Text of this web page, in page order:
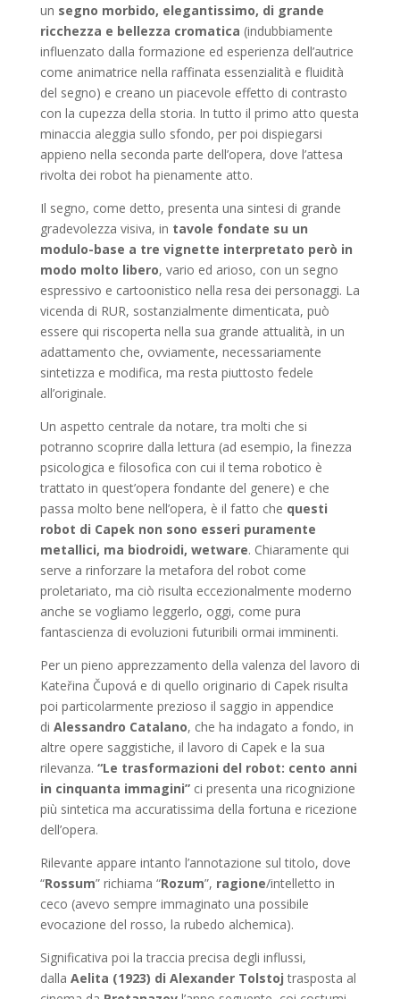
un segno morbido, elegantissimo, di grande
ricchezza e bellezza cromatica (indubbiamente
influenzato dalla formazione ed esperienza dell’autrice
come animatrice nella raffinata essenzialità e fluidità
del segno) e creano un piacevole effetto di contrasto
con la cupezza della storia. In tutto il primo atto questa
minaccia aleggia sullo sfondo, per poi dispiegarsi
appieno nella seconda parte dell’opera, dove l’attesa
rivolta dei robot ha pienamente atto.
Il segno, come detto, presenta una sintesi di grande
gradevolezza visiva, in tavole fondate su un
modulo-base a tre vignette interpretato però in
modo molto libero, vario ed arioso, con un segno
espressivo e cartoonistico nella resa dei personaggi. La
vicenda di RUR, sostanzialmente dimenticata, può
essere qui riscoperta nella sua grande attualità, in un
adattamento che, ovviamente, necessariamente
sintetizza e modifica, ma resta piuttosto fedele
all’originale.
Un aspetto centrale da notare, tra molti che si
potranno scoprire dalla lettura (ad esempio, la finezza
psicologica e filosofica con cui il tema robotico è
trattato in quest’opera fondante del genere) e che
passa molto bene nell’opera, è il fatto che questi
robot di Capek non sono esseri puramente
metallici, ma biodroidi, wetware. Chiaramente qui
serve a rinforzare la metafora del robot come
proletariato, ma ciò risulta eccezionalmente moderno
anche se vogliamo leggerlo, oggi, come pura
fantascienza di evoluzioni futuribili ormai imminenti.
Per un pieno apprezzamento della valenza del lavoro di
Kateřina Čupová e di quello originario di Capek risulta
poi particolarmente prezioso il saggio in appendice
di Alessandro Catalano, che ha indagato a fondo, in
altre opere saggistiche, il lavoro di Capek e la sua
rilevanza. “Le trasformazioni del robot: cento anni
in cinquanta immagini”ci presenta una ricognizione
più sintetica ma accuratissima della fortuna e ricezione
dell’opera.
Rilevante appare intanto l’annotazione sul titolo, dove
“Rossum” richiama “Rozum”, ragione/intelletto in
ceco (avevo sempre immaginato una possibile
evocazione del rosso, la rubedo alchemica).
Significativa poi la traccia precisa degli influssi,
dalla Aelita (1923) di Alexander Tolstoj trasposta al